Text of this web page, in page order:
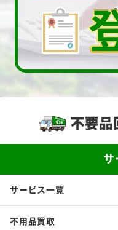
サービス一覧
不用品買取